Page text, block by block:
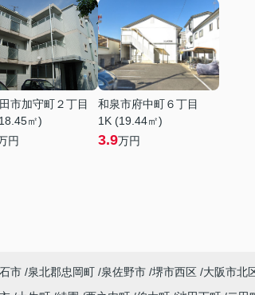
市加守町２丁目
㎡)
円
和泉市府中町６丁目
1K (19.44㎡)
3.9万円
市 泉北郡忠岡町 泉佐野市 堺市西区 大阪市北